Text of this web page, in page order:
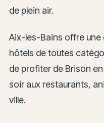
de plein air.
Aix-les-Bains offre une
hôtels de toutes
de profiter de Brison
soir aux restaurants,
ville.